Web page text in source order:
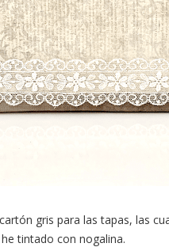
gris para las tapas, las
tintado con nogalina.